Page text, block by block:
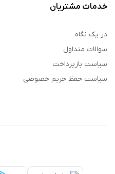
خدمات مشتریان
در یک نگاه
سوالات متداول
سیاست بازپرداخت
سیاست حفظ حریم خصوصی